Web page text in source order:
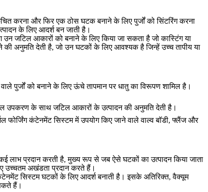
करना और फिर एक ठोस घटक बनाने के लिए पुर्जों को सिंटरिंग करना
के लिए आदर्श बन जाती है।
जटिल आकारों को बनाने के लिए किया जा सकता है जो कास्टिंग या
की अनुमति देती है, जो उन घटकों के लिए आवश्यक है जिन्हें उच्च तापीय या
पुर्जों को बनाने के लिए ऊंचे तापमान पर धातु का विरूपण शामिल है।
उपकरण के साथ जटिल आकारों के उत्पादन की अनुमति देती है।
फोर्जिंगकंटेनमेंट सिस्टम में उपयोग किए जाने वाले वाल्व बॉडी, फ्लैंज और
लाभ प्रदान करती है, मुख्य रूप से जब ऐसे घटकों का उत्पादन किया जाता
उच्चतम अखंडता प्रदान करते हैं।
सिस्टम घटकों के लिए आदर्श बनाती है। इसके अतिरिक्त, वैक्यूम
हैं।